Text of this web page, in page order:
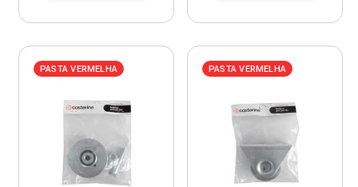
PASTA VERMELHA PASTA VERMELHA